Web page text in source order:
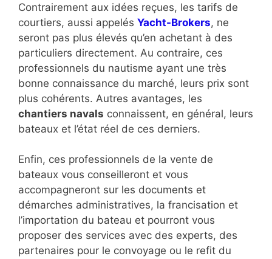
Contrairement aux idées reçues, les tarifs de
courtiers, aussi appelés Yacht-Brokers, ne
seront pas plus élevés qu’en achetant à des
particuliers directement. Au contraire, ces
professionnels du nautisme ayant une très
bonne connaissance du marché, leurs prix sont
plus cohérents. Autres avantages, les
chantiers navals connaissent, en général, leurs
bateaux et l’état réel de ces derniers.
Enfin, ces professionnels de la vente de
bateaux vous conseilleront et vous
accompagneront sur les documents et
démarches administratives, la francisation et
l’importation du bateau et pourront vous
proposer des services avec des experts, des
partenaires pour le convoyage ou le refit du